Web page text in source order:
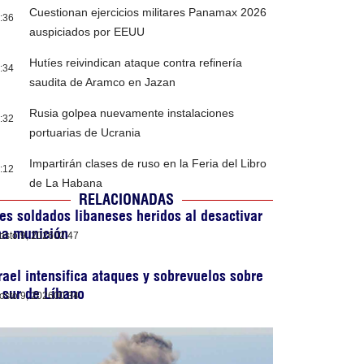
Cuestionan ejercicios militares Panamax 2026
auspiciados por EEUU
Hutíes reivindican ataque contra refinería
saudita de Aramco en Jazan
Rusia golpea nuevamente instalaciones
portuarias de Ucrania
Impartirán clases de ruso en la Feria del Libro
de La Habana
RELACIONADAS
soldados libaneses heridos al desactivar
munición
9, 202602:47
intensifica ataques y sobrevuelos sobre
de Líbano
9, 202600:34